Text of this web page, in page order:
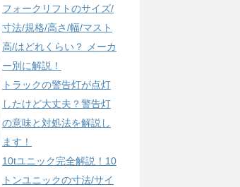
フォークリフトのサイズ/
寸法/規格/高さ/幅/マスト
高/はどれくらい？ メーカ
ー別に解説！
トラックの警告灯が点灯
したけど大丈夫？警告灯
の意味と対処法を解説し
ます！
10tユニック完全解説！10
トンユニックの寸法/サイ